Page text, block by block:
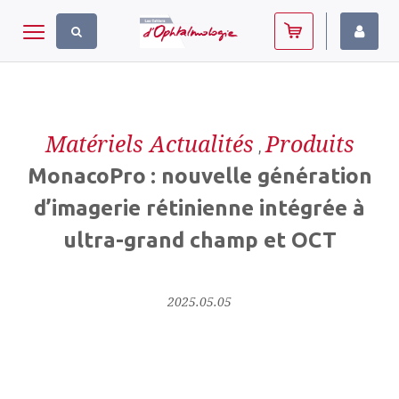
Toggle navigation
Matériels Actualités , Produits
MonacoPro : nouvelle génération
d’imagerie rétinienne intégrée à
ultra-grand champ et OCT
2025.05.05
Panneau de gestion des cookies